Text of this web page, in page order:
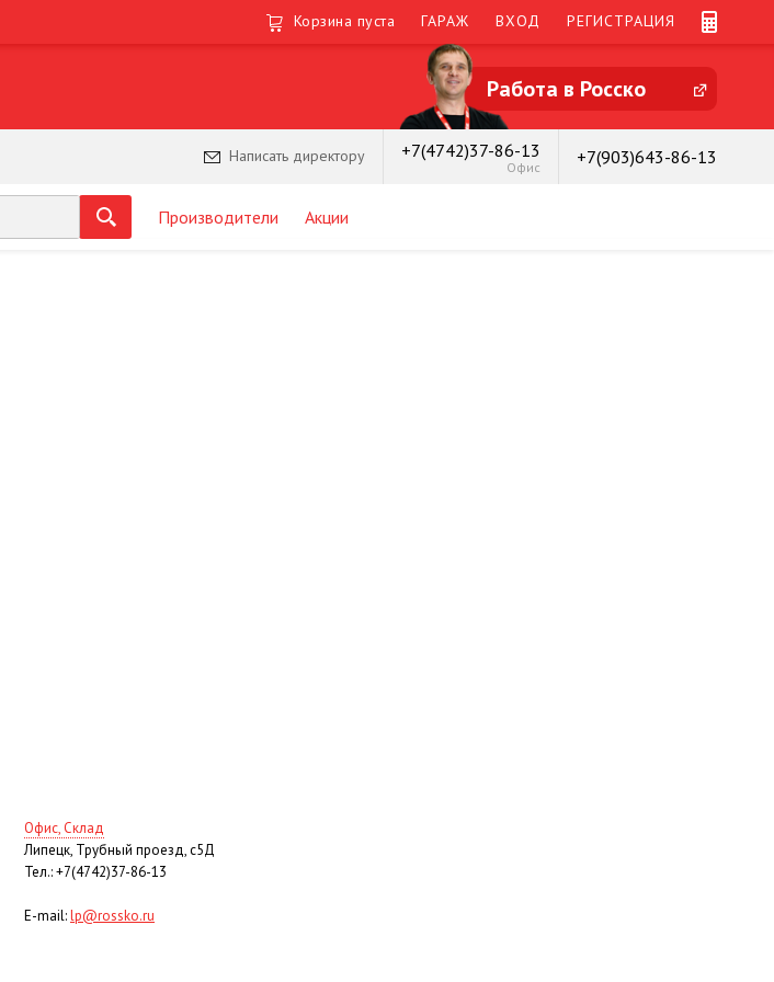
Корзина пуста ГАРАЖ ВХОД РЕГИСТРАЦИЯ
Работа в Росско
Написать директору +7(4742)37-86-13
Офис +7(903)643-86-13
Производители Акции
Офис, Склад
Липецк, Трубный проезд, с5Д
Тел.: +7(4742)37-86-13
E-mail:lp@rossko.ru